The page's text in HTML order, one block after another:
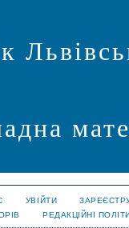
УВІЙТИ
РЕДАКЦІЙНІ